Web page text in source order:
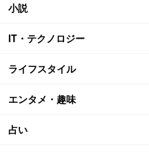
小説
IT・テクノロジー
ライフスタイル
エンタメ・趣味
占い